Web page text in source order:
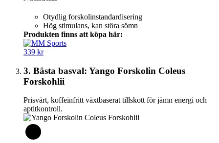
Otydlig forskolinstandardisering
Hög stimulans, kan störa sömn
Produkten finns att köpa här:
339 kr
3. Bästa basval: Yango Forskolin Coleus
Forskohlii
Prisvärt, koffeinfritt växtbaserat tillskott för jämn energi och
aptitkontroll.